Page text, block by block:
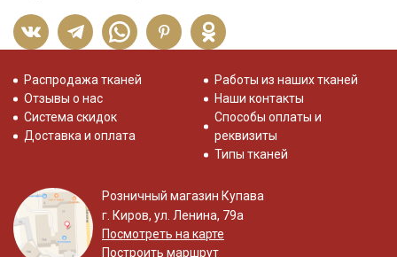
Распродажа тканей
Отзывы о нас
Система скидок
Доставка и оплата
Работы из наших тканей
Наши контакты
Способы оплаты и
реквизиты
Типы тканей
Розничный магазин Купава
г. Киров, ул. Ленина, 79а
Посмотреть на карте
Построить маршрут